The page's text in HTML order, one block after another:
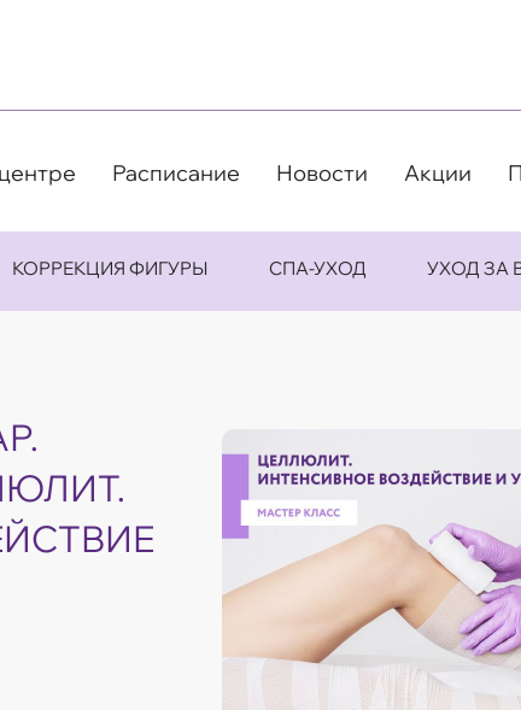
Расписание Новости Акции
КОРРЕКЦИЯ ФИГУРЫ СПА-УХОД УХОД ЗА